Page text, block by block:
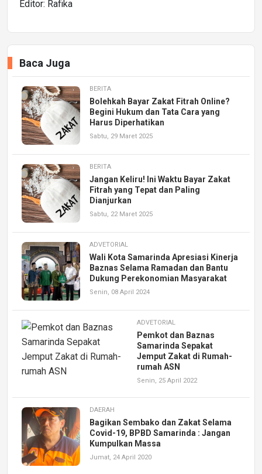
Editor: Rafika
Baca Juga
BERITA
Bolehkah Bayar Zakat Fitrah Online?
Begini Hukum dan Tata Cara yang
Harus Diperhatikan
Sabtu, 29 Maret 2025
BERITA
Jangan Keliru! Ini Waktu Bayar Zakat
Fitrah yang Tepat dan Paling
Dianjurkan
Sabtu, 22 Maret 2025
ADVETORIAL
Wali Kota Samarinda Apresiasi Kinerja
Baznas Selama Ramadan dan Bantu
Dukung Perekonomian Masyarakat
Senin, 08 April 2024
ADVETORIAL
Pemkot dan Baznas
Samarinda Sepakat
Jemput Zakat di Rumah-
rumah ASN
Senin, 25 April 2022
DAERAH
Bagikan Sembako dan Zakat Selama
Covid-19, BPBD Samarinda : Jangan
Kumpulkan Massa
Jumat, 24 April 2020